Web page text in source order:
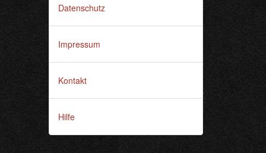
Datenschutz
Impressum
Kontakt
Hilfe